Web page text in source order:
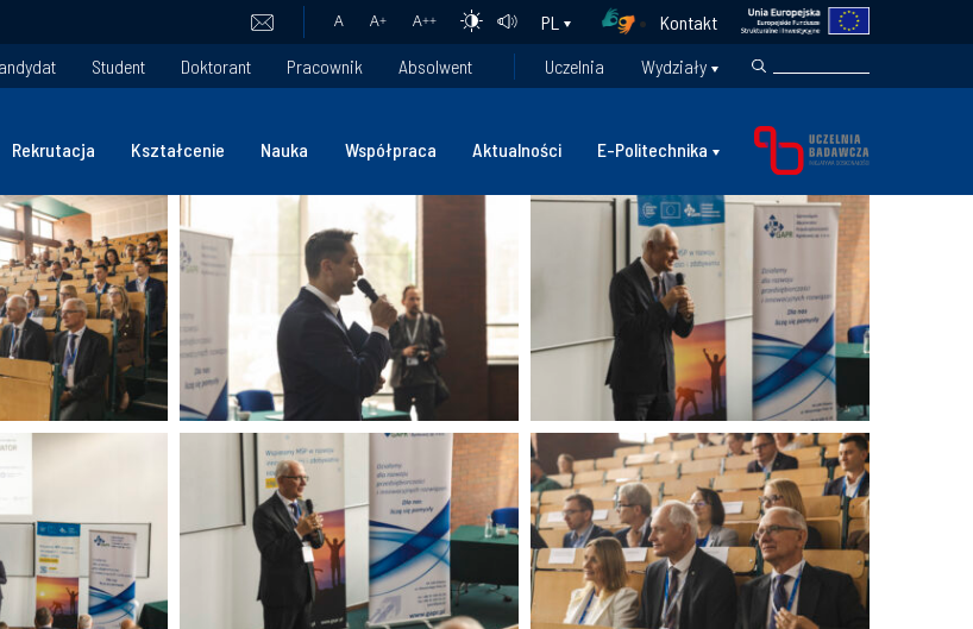
A A+ A++ PL
Kontakt
Student Doktorant Pracownik Absolwent Uczelnia Wydziały
Rekrutacja Kształcenie Nauka Współpraca Aktualności E-Politechnika